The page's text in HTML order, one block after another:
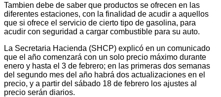
Tambien debe de saber que productos se ofrecen en las
diferentes estaciones, con la finalidad de acudir a aquellos
que si ofrece el servicio de cierto tipo de gasolina, para
acudir con seguridad a cargar combustible para su auto.
La Secretaria Hacienda (SHCP) explicó en un comunicado
que el año comenzará con un solo precio máximo durante
enero y hasta el 3 de febrero; en las primeras dos semanas
del segundo mes del año habrá dos actualizaciones en el
precio, y a partir del sábado 18 de febrero los ajustes al
precio serán diarios.